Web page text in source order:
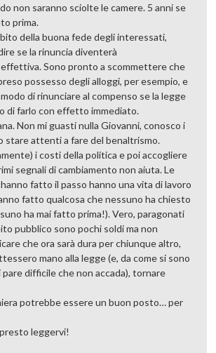
non saranno sciolte le camere. 5 anni se
prima.
della buona fede degli interessati,
se la rinuncia diventerà
Sono pronto a scommettere che
possesso degli alloggi, per esempio, e
di rinunciare al compenso se la legge
di farlo con effetto immediato.
Non mi guasti nulla Giovanni, conosco i
stare attenti a fare del benaltrismo.
i costi della politica e poi accogliere
segnali di cambiamento non aiuta. Le
fatto il passo hanno una vita di lavoro
fatto qualcosa che nessuno ha chiesto
ha mai fatto prima!). Vero, paragonati
pubblico sono pochi soldi ma non
che ora sarà dura per chiunque altro,
mano alla legge (e, da come si sono
pare difficile che non accada), tornare
potrebbe essere un buon posto… per
leggervi!